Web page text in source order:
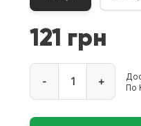
121 грн
- +
По